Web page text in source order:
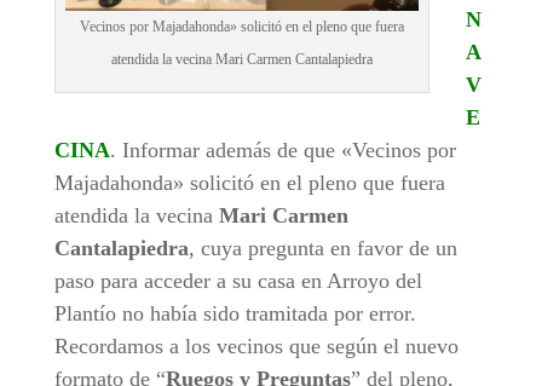
Vecinos por Majadahonda» solicitó en el pleno que fuera
atendida la vecina Mari Carmen Cantalapiedra
N
A
V
E
CINA. Informar además de que «Vecinos por
Majadahonda» solicitó en el pleno que fuera
atendida la vecina Mari Carmen
Cantalapiedra, cuya pregunta en favor de un
paso para acceder a su casa en Arroyo del
Plantío no había sido tramitada por error.
Recordamos a los vecinos que según el nuevo
formato de “Ruegos y Preguntas” del pleno,